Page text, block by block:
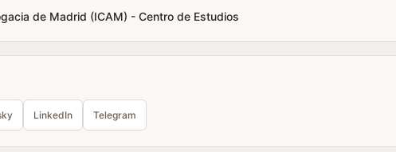
de Madrid (ICAM) - Centro de Estudios
LinkedIn Telegram